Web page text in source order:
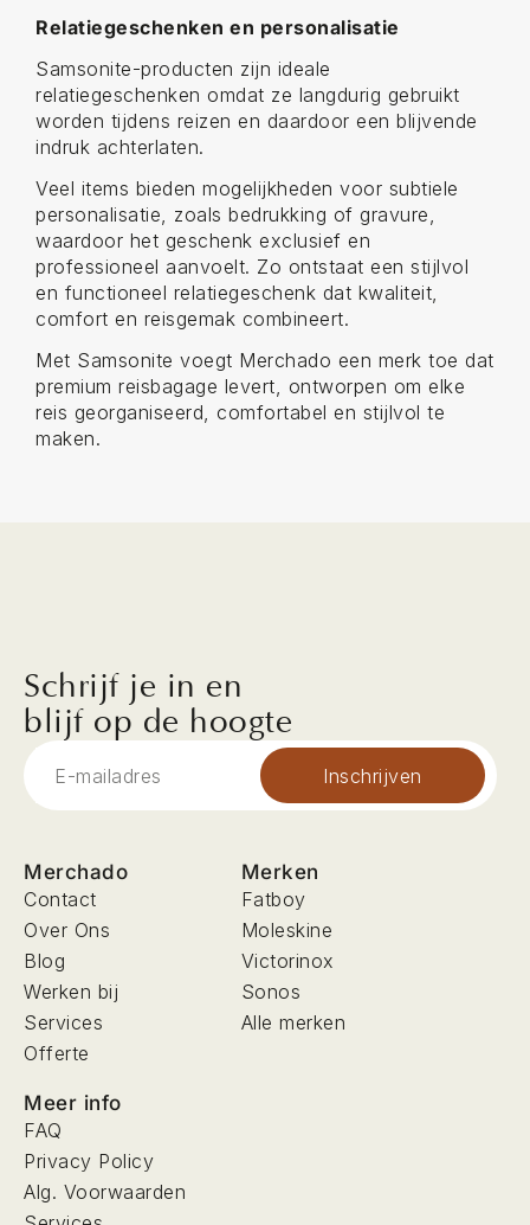
Relatiegeschenken en personalisatie
Samsonite-producten zijn ideale
relatiegeschenken omdat ze langdurig gebruikt
worden tijdens reizen en daardoor een blijvende
indruk achterlaten.
Veel items bieden mogelijkheden voor subtiele
personalisatie, zoals bedrukking of gravure,
waardoor het geschenk exclusief en
professioneel aanvoelt. Zo ontstaat een stijlvol
en functioneel relatiegeschenk dat kwaliteit,
comfort en reisgemak combineert.
Met Samsonite voegt Merchado een merk toe dat
premium reisbagage levert, ontworpen om elke
reis georganiseerd, comfortabel en stijlvol te
maken.
Schrijf je in en
blijf op de hoogte
Inschrijven
Merchado
Contact
Over Ons
Blog
Werken bij
Services
Offerte
Merken
Fatboy
Moleskine
Victorinox
Sonos
Alle merken
Meer info
FAQ
Privacy Policy
Alg. Voorwaarden